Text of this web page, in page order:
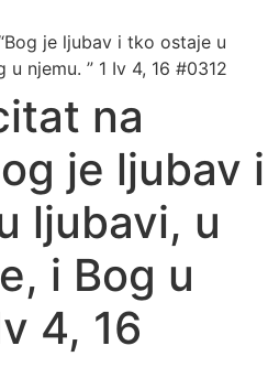
je ljubav i tko ostaje u
njemu. ” 1 Iv 4, 16 #0312
na
je ljubav i
ljubavi, u
i Bog u
4, 16